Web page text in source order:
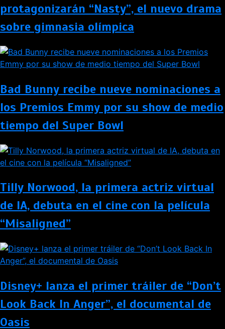
protagonizarán “Nasty”, el nuevo drama
sobre gimnasia olímpica
Bad Bunny recibe nueve nominaciones a
los Premios Emmy por su show de medio
tiempo del Super Bowl
Tilly Norwood, la primera actriz virtual
de IA, debuta en el cine con la película
“Misaligned”
Disney+ lanza el primer tráiler de “Don’t
Look Back In Anger”, el documental de
Oasis